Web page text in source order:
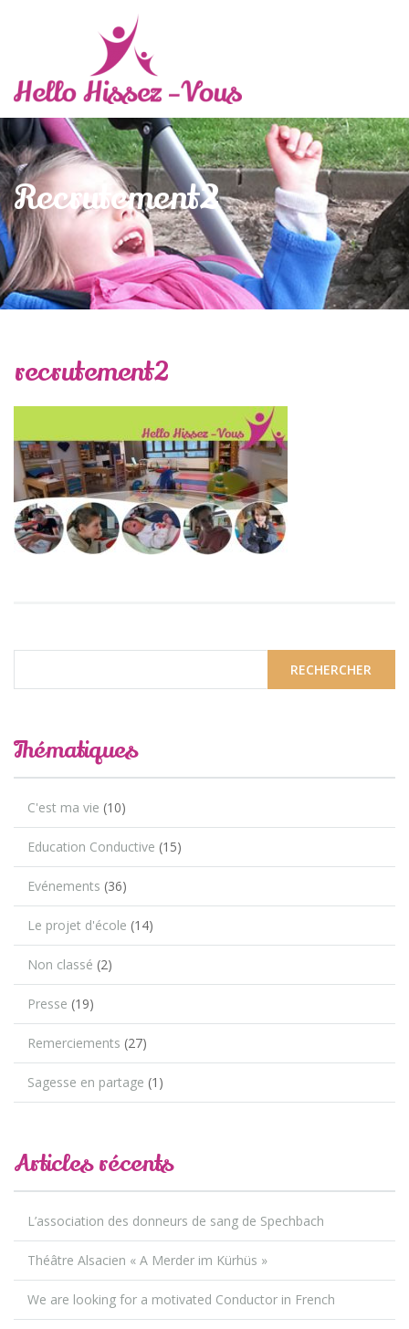
Recrutement2
recrutement2
Thématiques
C'est ma vie (10)
Education Conductive (15)
Evénements (36)
Le projet d'école (14)
Non classé (2)
Presse (19)
Remerciements (27)
Sagesse en partage (1)
Articles récents
L’association des donneurs de sang de Spechbach
Théâtre Alsacien « A Merder im Kürhüs »
We are looking for a motivated Conductor in French